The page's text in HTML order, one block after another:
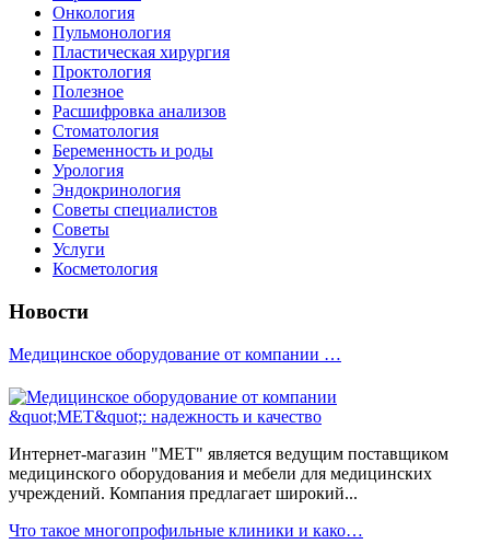
Онкология
Пульмонология
Пластическая хирургия
Проктология
Полезное
Расшифровка анализов
Стоматология
Беременность и роды
Урология
Эндокринология
Советы специалистов
Советы
Услуги
Косметология
Новости
Медицинское оборудование от компании …
Интернет-магазин "МЕТ" является ведущим поставщиком
медицинского оборудования и мебели для медицинских
учреждений. Компания предлагает широкий...
Что такое многопрофильные клиники и како…